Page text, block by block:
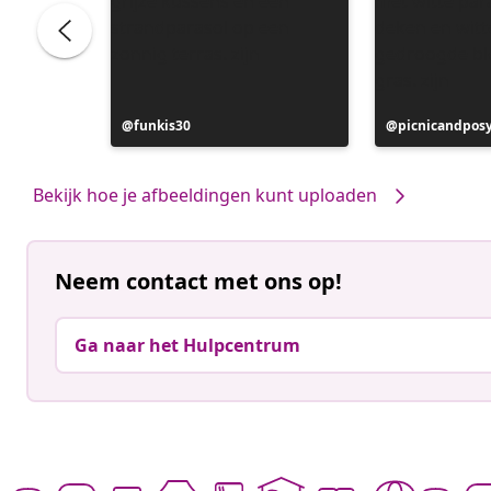
Bericht
gepubliceerd
funkis30
Bericht
gepubliceerd
Bekijk hoe je afbeeldingen kunt uploaden
Neem contact met ons op!
Ga naar het Hulpcentrum